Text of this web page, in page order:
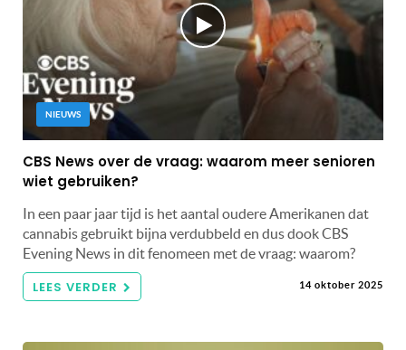
NIEUWS
CBS News over de vraag: waarom meer senioren
wiet gebruiken?
In een paar jaar tijd is het aantal oudere Amerikanen dat
cannabis gebruikt bijna verdubbeld en dus dook CBS
Evening News in dit fenomeen met de vraag: waarom?
LEES VERDER 14 oktober 2025